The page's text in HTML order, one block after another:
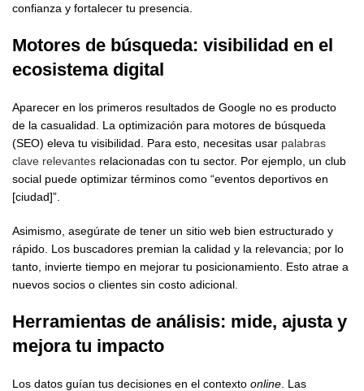
confianza y fortalecer tu presencia.
Motores de búsqueda: visibilidad en el
ecosistema digital
Aparecer en los primeros resultados de Google no es producto
de la casualidad. La optimización para motores de búsqueda
(SEO) eleva tu visibilidad. Para esto, necesitas usar palabras
clave relevantes relacionadas con tu sector. Por ejemplo, un club
social puede optimizar términos como “eventos deportivos en
[ciudad]”.
Asimismo, asegúrate de tener un sitio web bien estructurado y
rápido. Los buscadores premian la calidad y la relevancia; por lo
tanto, invierte tiempo en mejorar tu posicionamiento. Esto atrae a
nuevos socios o clientes sin costo adicional.
Herramientas de análisis: mide, ajusta y
mejora tu impacto
Los datos guían tus decisiones en el contexto online . Las